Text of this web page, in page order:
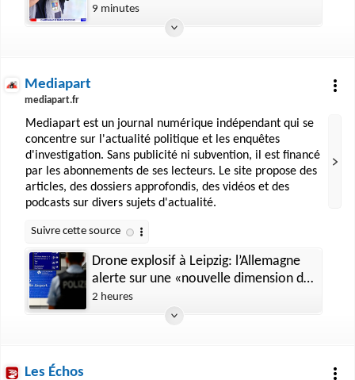
Anthony Carlier fait taire les critiques
et s'offre la troisième place des
9 minutes
Mediapart
mediapart.fr
Mediapart est un journal numérique indépendant qui se
concentre sur l'actualité politique et les enquêtes
d'investigation. Sans publicité ni subvention, il est financé
par les abonnements de ses lecteurs. Le site propose des
articles, des dossiers approfondis, des vidéos et des
podcasts sur divers sujets d'actualité.
Drone explosif à Leipzig: l’Allemagne
alerte sur une «nouvelle dimension de
menace»
2 heures
Les Échos